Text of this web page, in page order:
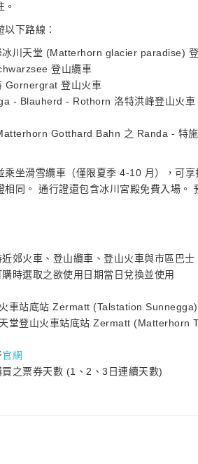
下路線：
冰川天堂 (Matterhorn glacier paradise)
登山纜車
Gornergrat 登山火車
- Blauherd - Rothorn 洛特洪峰登山火車
Gotthard Bahn 之 Randa - 特
乘坐滑雪纜車（僅限夏季 4-10 月），可
相同。 通行證還包含冰川宮殿免費入場。
郊火車、登山纜車、登山火車與市區巴士
時選取之欲使用日期當日兌換並使用
車站底站 Zermatt (Talstation
堂登山火車站底站 Zermatt
官網
之票券天數 (1、2、3日連續天數)